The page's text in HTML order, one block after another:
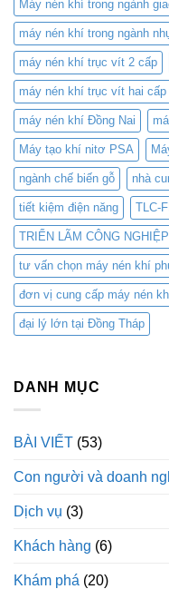
Máy nén khí trong ngành
máy nén khí trong ngành
máy nén khí trục vít 2 cấp
máy nén khí trục vít hai cấp
máy nén khí Đồng Nai
Máy tạo khí nitơ PSA
ngành chế biến gỗ nhà
tiết kiệm điện năng TLC-
TRIỂN LÃM CÔNG
tư vấn chọn máy nén khí
đơn vị cung cấp máy nén
đại lý lớn tại Đồng Tháp
DANH MỤC
BÀI VIẾT (53)
Con người và doanh
Dịch vụ (3)
Khách hàng (6)
Khám phá (20)